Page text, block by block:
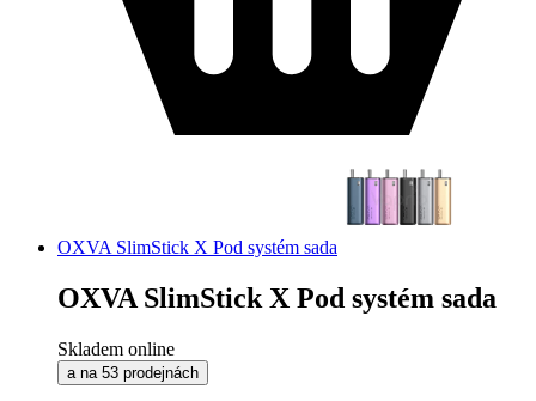
OXVA SlimStick X Pod systém sada
OXVA SlimStick X Pod systém sada
Skladem online
a na 53 prodejnách